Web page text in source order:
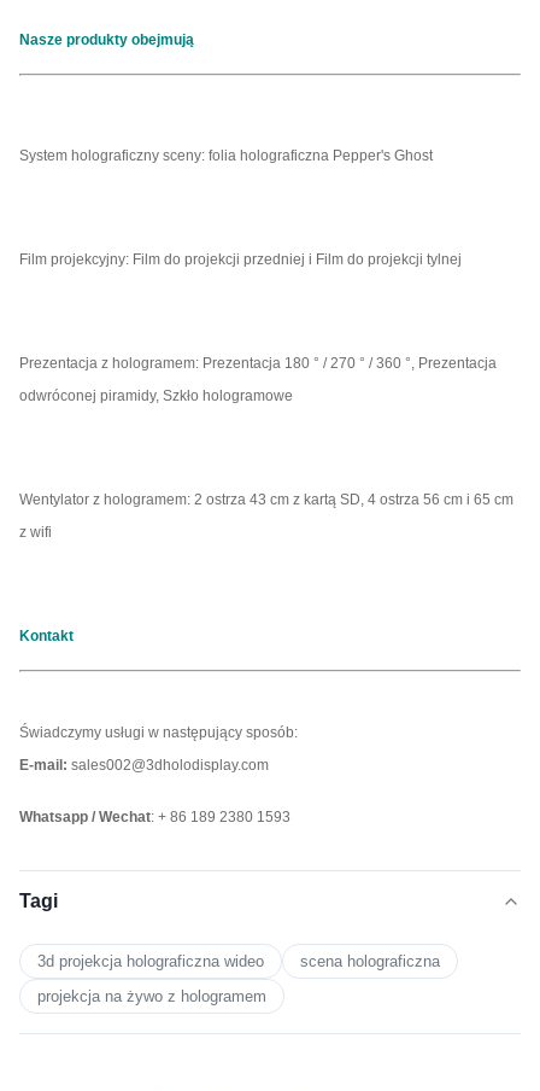
Nasze produkty obejmują
System holograficzny sceny: folia holograficzna Pepper's Ghost
Film projekcyjny: Film do projekcji przedniej i Film do projekcji tylnej
Prezentacja z hologramem: Prezentacja 180 ° / 270 ° / 360 °, Prezentacja
odwróconej piramidy, Szkło hologramowe
Wentylator z hologramem: 2 ostrza 43 cm z kartą SD, 4 ostrza 56 cm i 65 cm
z wifi
Kontakt
Świadczymy usługi w następujący sposób:
E-mail: sales002@3dholodisplay.com
Whatsapp / Wechat: + 86 189 2380 1593
Tagi
3d projekcja holograficzna wideo
scena holograficzna
projekcja na żywo z hologramem